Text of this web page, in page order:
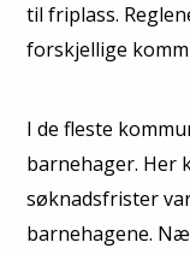
til friplass.
forskjellige
I de fleste
barnehager. Her
søknadsfrister
barnehagene.